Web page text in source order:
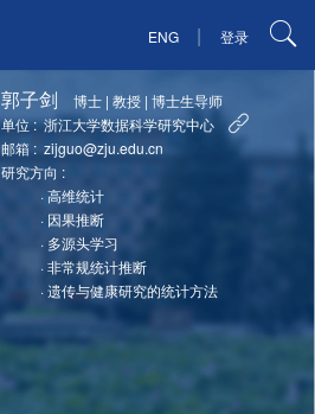
ENG | 登录
郭子剑 博士 |教授 |博士生导师
单位 : 浙江大学数据科学研究中心
邮箱 : zijguo@zju.edu.cn
研究方向 :
·高维统计
· 因果推断
· 多源头学习
·非常规统计推断
·遗传与健康研究的统计方法